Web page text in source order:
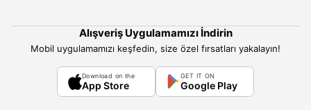
Alışveriş Uygulamamızı İndirin
Mobil uygulamamızı keşfedin, size özel fırsatları yakalayın!
Download on the
App Store
GET IT ON
Google Play